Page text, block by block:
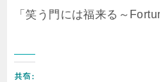
「笑う門には福来る～
共有: